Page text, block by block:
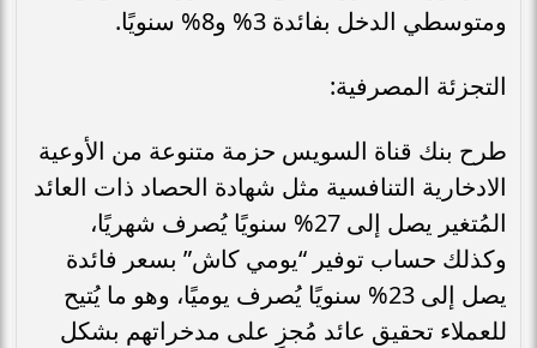
ومتوسطي الدخل بفائدة 3% و8% سنويًا.
التجزئة المصرفية:
طرح بنك قناة السويس حزمة متنوعة من الأوعية
الادخارية التنافسية مثل شهادة الحصاد ذات العائد
المُتغير يصل إلى 27% سنويًا يُصرف شهريًا،
وكذلك حساب توفير “يومي كاش” بسعر فائدة
يصل إلى 23% سنويًا يُصرف يوميًا، وهو ما يُتيح
للعملاء تحقيق عائد مُجزِ على مدخراتهم بشكل